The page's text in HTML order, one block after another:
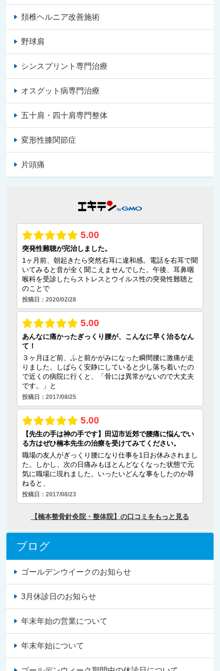
頚椎ヘルニア改善施術
野球肩
シンスプリント専門治療
オスグット病専門治療
五十肩・四十肩専門整体
変形性膝関節症
片頭痛
ブログ
ゴールデンウイークのお知らせ
3月休診日のお知らせ
年末年始の営業について
年末年始について